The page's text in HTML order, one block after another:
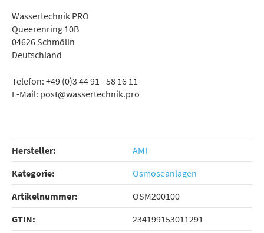
Wassertechnik PRO
Queerenring 10B
04626 Schmölln
Deutschland
Telefon: +49 (0)3 44 91 - 58 16 11
E-Mail: post@wassertechnik.pro
Hersteller:
AMI
Kategorie:
Osmoseanlagen
Artikelnummer:
OSM200100
GTIN:
234199153011291